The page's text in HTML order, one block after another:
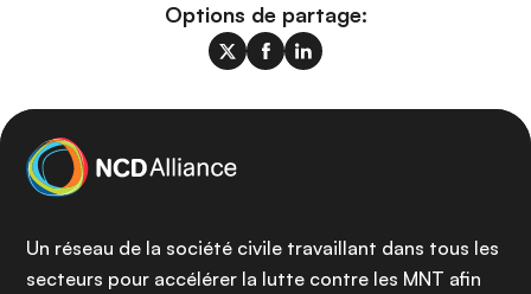
Options de partage:
Un réseau de la société civile travaillant dans tous les
secteurs pour accélérer la lutte contre les MNT afin